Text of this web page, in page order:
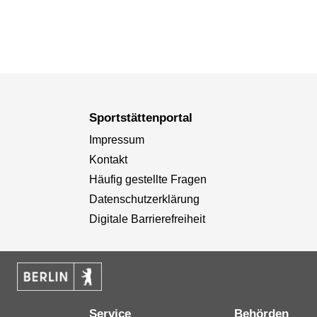
Sportstättenportal
Impressum
Kontakt
Häufig gestellte Fragen
Datenschutzerklärung
Digitale Barrierefreiheit
Service Behörden